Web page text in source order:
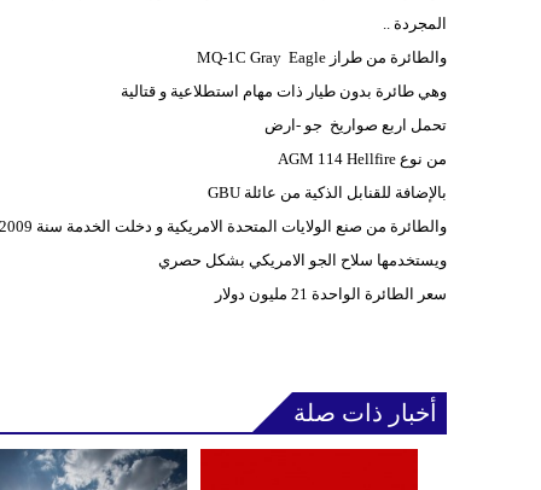
المجردة ..
والطائرة من طراز MQ-1C Gray Eagle
وهي طائرة بدون طيار ذات مهام استطلاعية و قتالية
تحمل اربع صواريخ جو -ارض
من نوع AGM 114 Hellfire
بالإضافة للقنابل الذكية من عائلة GBU
والطائرة من صنع الولايات المتحدة الامريكية و دخلت الخدمة سنة 2009
ويستخدمها سلاح الجو الامريكي بشكل حصري
سعر الطائرة الواحدة 21 مليون دولار
أخبار ذات صلة